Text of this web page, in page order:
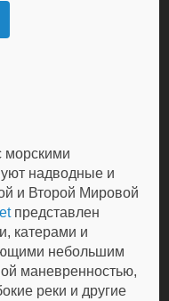
морскими
надводные и
и Второй Мировой
представлен
катерами и
небольшим
маневренностью,
реки и другие